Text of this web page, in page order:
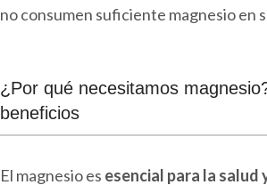
no consumen suficiente magnesio en
¿Por qué necesitamos
beneficios
El magnesio es esencial para la salud